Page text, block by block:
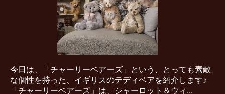
今日は、「チャーリーベアーズ」という、とっても素敵
な個性を持った、イギリスのテディベアを紹介します♪
「チャーリーベアーズ」は、シャーロット＆ウィ...